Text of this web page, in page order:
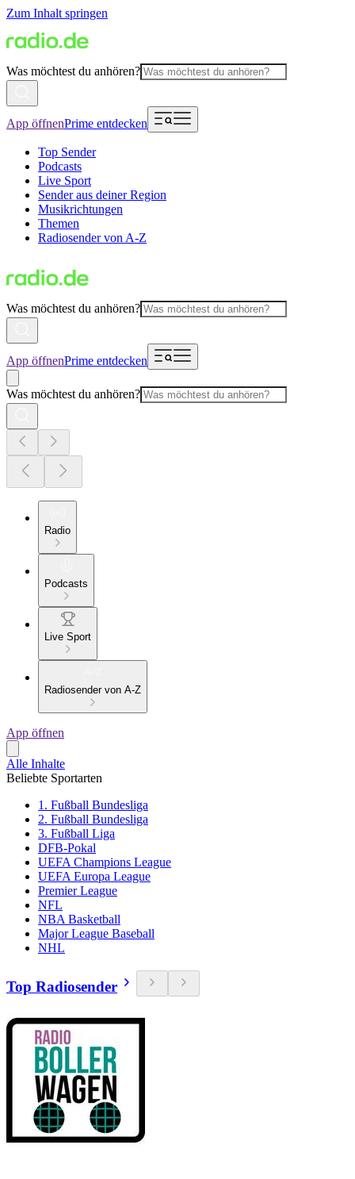
Zum Inhalt springen
Was möchtest du anhören?
App öffnenPrime entdecken
Top Sender
Podcasts
Live Sport
Sender aus deiner Region
Musikrichtungen
Themen
Radiosender von A-Z
Was möchtest du anhören?
App öffnenPrime entdecken
Was möchtest du anhören?
Radio
Podcasts
Live Sport
Radiosender von A-Z
App öffnen
Alle Inhalte
Beliebte Sportarten
1. Fußball Bundesliga
2. Fußball Bundesliga
3. Fußball Liga
DFB-Pokal
UEFA Champions League
UEFA Europa League
Premier League
NFL
NBA Basketball
Major League Baseball
NHL
Top Radiosender